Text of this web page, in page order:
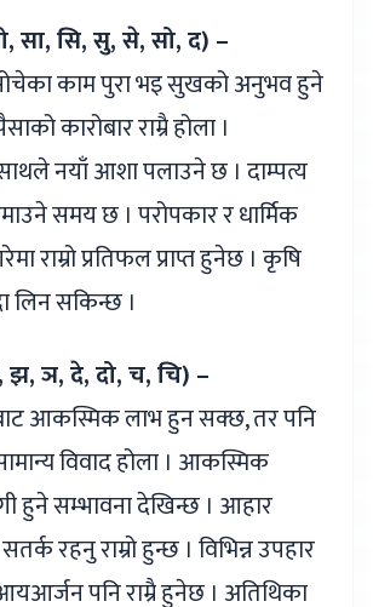
सा, सि, सु, से, सो, द) –
काम पुरा भइ सुखको अनुभव हुने
कारोबार राम्रै होला ।
नयाँ आशा पलाउने छ । दाम्पत्य
समय छ । परोपकार र धार्मिक
राम्रो प्रतिफल प्राप्त हुनेछ । कृषि
लिन सकिन्छ ।
झ, ञ, दे, दो, च, चि) –
आकस्मिक लाभ हुन सक्छ, तर पनि
विवाद होला । आकस्मिक
हुने सम्भावना देखिन्छ । आहार
रहनु राम्रो हुन्छ । विभिन्न उपहार
पनि राम्रै हुनेछ । अतिथिका